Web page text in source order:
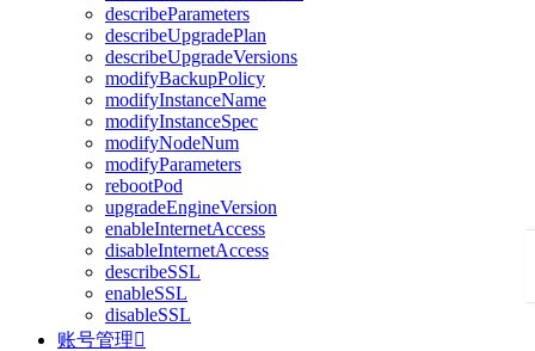
describeParameters
describeUpgradePlan
describeUpgradeVersions
modifyBackupPolicy
modifyInstanceName
modifyInstanceSpec
modifyNodeNum
modifyParameters
rebootPod
upgradeEngineVersion
enableInternetAccess
disableInternetAccess
describeSSL
enableSSL
disableSSL
账号管理